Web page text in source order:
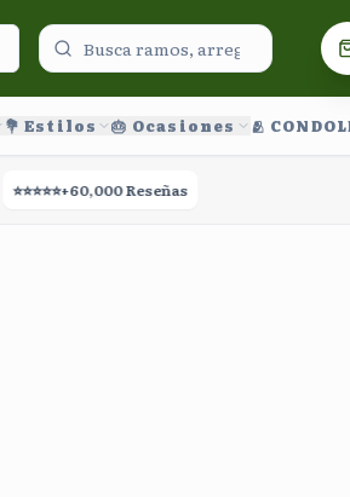
💐 Estilos 🎂 Ocasiones 🫂
⭐⭐⭐⭐⭐+60,000 Reseñas